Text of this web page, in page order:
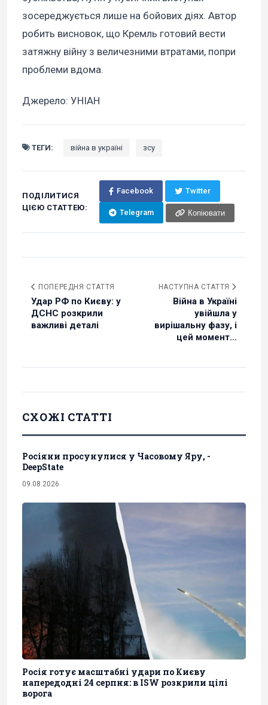
зосереджується лише на бойових діях. Автор
робить висновок, що Кремль готовий вести
затяжну війну з величезними втратами, попри
проблеми вдома.
Джерело: УНІАН
ТЕГИ: війна в україні зсу
ПОДІЛИТИСЯ
ЦІЄЮ СТАТТЕЮ:
Facebook Twitter
Telegram Копіювати
ПОПЕРЕДНЯ СТАТТЯ
Удар РФ по Києву: у
ДСНС розкрили
важливі деталі
НАСТУПНА СТАТТЯ
Війна в Україні
увійшла у
вирішальну фазу, і
цей момент...
СХОЖІ СТАТТІ
Росіяни просунулися у Часовому Яру, -
DeepState
09.08.2026
Росія готує масштабні удари по Києву
напередодні 24 серпня: в ISW розкрили цілі
ворога